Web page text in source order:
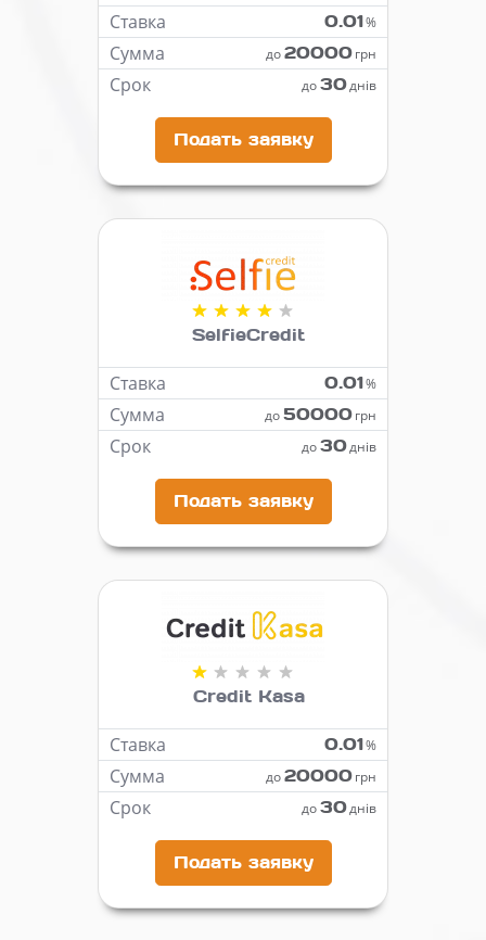
Ставка 0.01%
Сумма до20000грн
Срок до30днів
Подать заявку
SelfieCredit
Ставка 0.01%
Сумма до50000грн
Срок до30днів
Подать заявку
Credit Kasa
Ставка 0.01%
Сумма до20000грн
Срок до30днів
Подать заявку